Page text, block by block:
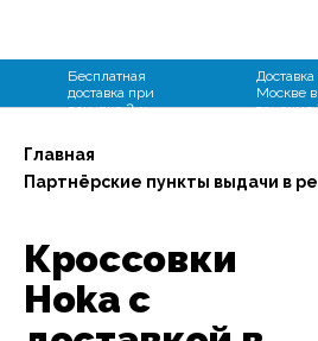
Бесплатная
доставка при
покупке 2-х
Доставка
Москве в
течение
Главная
Партнёрские пункты выдачи в
Кроссовки
Hoka с